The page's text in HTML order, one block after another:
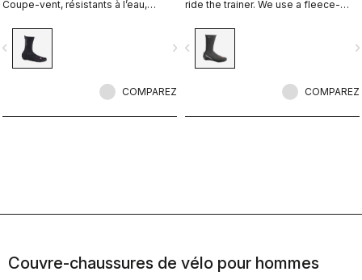
Coupe-vent, résistants à l’eau,
faciles à enfiler et à retirer. Route et
gravel.
navigate_next
COMPAREZ
ride the trainer. We use a fleece-
WINDSTOPPER® outer layer with a
full Polartec® Power Stretch® inner
layer to make our warmest bootie
navigate_before
COMPAREZ
Couvre-chaussures de vélo pour hommes